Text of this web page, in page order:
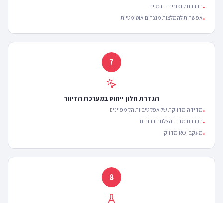
•הגדרת קופונים דינמיים
•אפשרות להמלצות מוצרים אוטומטיות
7
הגדרת חלון ייחוס במערכת הדיוור
•מדידה מדויקת של אפקטיביות הקמפיינים
•הגדרת מדדי הצלחה ברורים
•מעקב ROI מדויק
8